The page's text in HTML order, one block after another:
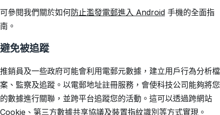
可參閱我們關於如何防止濫發電郵進入 Android手機的全面指
南。
避免被追蹤
推銷員及一些政府可能會利用電郵元數據，建立用戶行為分析檔
案、監察及追蹤。以電郵地址註冊服務，會使科技公司能夠將您
的數據進行關聯，並跨平台追蹤您的活動。這可以透過跨網站
Cookie、第三方數據共享協議及裝置指紋識別等方式實現。